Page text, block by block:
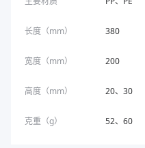
长度（mm） 380
宽度（mm） 200
高度（mm） 20、30
克重（g） 52、60